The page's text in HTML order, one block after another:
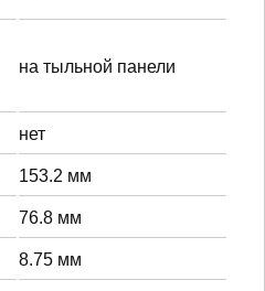
на тыльной панели
нет
153.2 мм
76.8 мм
8.75 мм